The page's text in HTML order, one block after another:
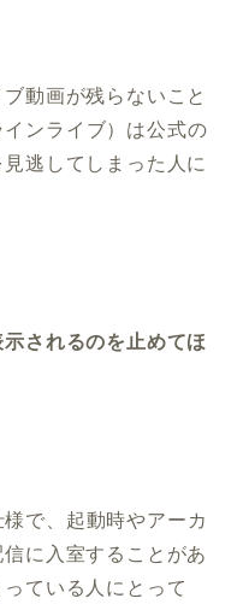
動画が残らないこと
ンライブ）は公式の
逃してしまった人に
されるのを止めてほ
で、起動時やアーカ
に入室することがあ
ている人にとって